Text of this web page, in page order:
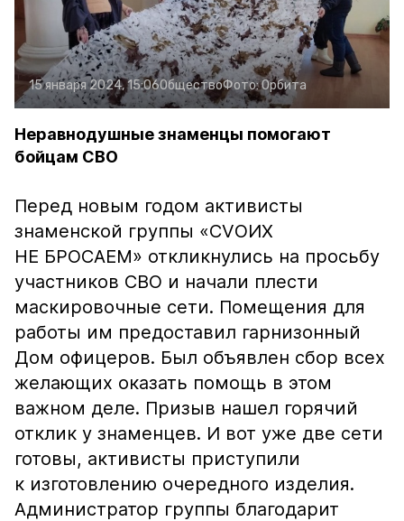
15 января 2024, 15:06ОбществоФото:Орбита
Неравнодушные знаменцы помогают
бойцам СВО
Перед новым годом активисты
знаменской группы «СVОИХ
НЕ БРОСАЕМ» откликнулись на просьбу
участников СВО и начали плести
маскировочные сети. Помещения для
работы им предоставил гарнизонный
Дом офицеров. Был объявлен сбор всех
желающих оказать помощь в этом
важном деле. Призыв нашел горячий
отклик у знаменцев. И вот уже две сети
готовы, активисты приступили
к изготовлению очередного изделия.
Администратор группы благодарит